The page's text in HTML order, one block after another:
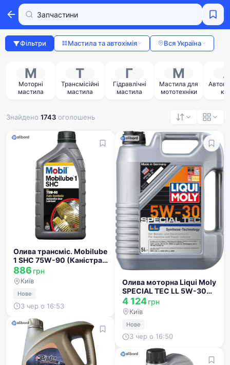
Фільтри Мастила та автохімія Вся Україна
М
Моторні
мастила
Т
Трансмісійні
мастила
Г
Гідравлічні
мастила
М
Мастила для
мототехніки
ка
Знайдено 1743 оголошень
Олива трансміс. Mobilube
1 SHC 75W-90 (Каністра
1л) 142123
886 грн
Київ
Нове
3 чер о 16:53
Олива моторна Liqui Moly
SPECIAL TEC LL 5W-30
(Каністра 4л) 2339
4 124грн
Київ
Нове
3 чер о 16:50